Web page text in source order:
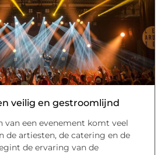
veilig en gestroomlijnd
van een evenement komt veel
de artiesten, de catering en de
de ervaring van de